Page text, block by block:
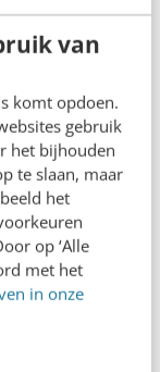
van
komt opdoen.
gebruik
het bijhouden
te slaan, maar
het
op ‘Alle
met het
in onze
op “beste
te zien. Een
en toont
ook